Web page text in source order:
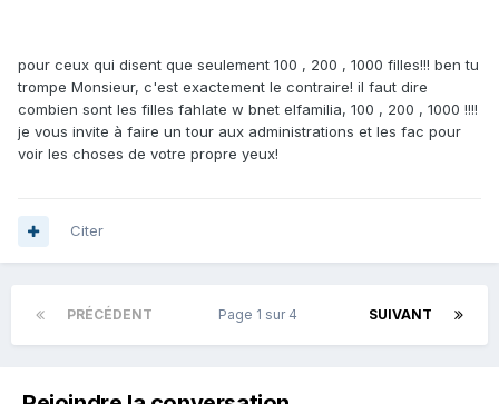
pour ceux qui disent que seulement 100 , 200 , 1000 filles!!! ben tu
trompe Monsieur, c'est exactement le contraire! il faut dire
combien sont les filles fahlate w bnet elfamilia, 100 , 200 , 1000 !!!!
je vous invite à faire un tour aux administrations et les fac pour
voir les choses de votre propre yeux!
Citer
PRÉCÉDENT SUIVANT
Page 1 sur 4